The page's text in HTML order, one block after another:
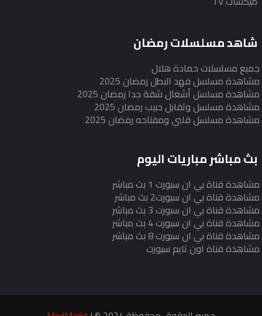
شاهد مسلسلات رمضان
جميع مسلسلات حمادة هلال
مشاهدة مسلسل فهد البطل رمضان 2025
مشاهدة مسلسل أشغال شقة جدا رمضان 2025
مشاهدة مسلسل وتقابل حبيب رمضان 2025
مشاهدة مسلسل قلبي ومفتاحه رمضان 2025
بث مباشر مباريات اليوم
مشاهدة قناة بي ان سبورت 1 بث مباشر
مشاهدة قناة بي ان سبورت2 بث مباشر
مشاهدة قناة بي ان سبورت 3 بث مباشر
مشاهدة قناة بي ان سبورت 4 بث مباشر
مشاهدة قناة بي ان سبورت 8 بث مباشر
مشاهدة قناة اون تايم سبورت